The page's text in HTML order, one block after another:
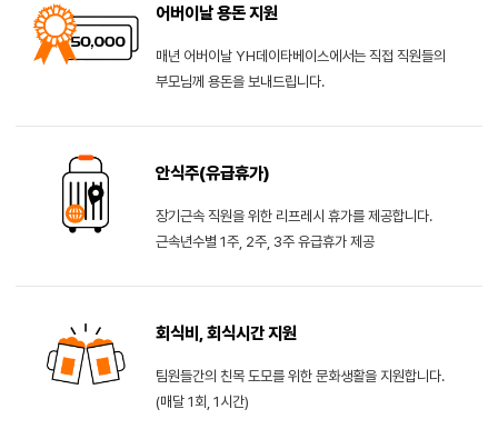
어버이날 용돈 지원
매년 어버이날 YH데이타베이스에서는 직접 직원들의
부모님께 용돈을 보내드립니다.
안식주(유급휴가)
장기근속 직원을 위한 리프레시 휴가를 제공합니다.
근속년수별 1주, 2주, 3주 유급휴가 제공
회식비, 회식시간 지원
팀원들간의 친목 도모를 위한 문화생활을 지원합니다.
(매달 1회, 1시간)